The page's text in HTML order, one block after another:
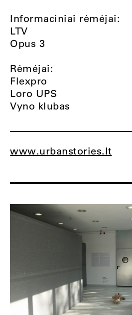
Informaciniai rėmėjai:
LTV
Opus 3
Rėmėjai:
Flexpro
Loro UPS
Vyno klubas
www.urbanstories.lt